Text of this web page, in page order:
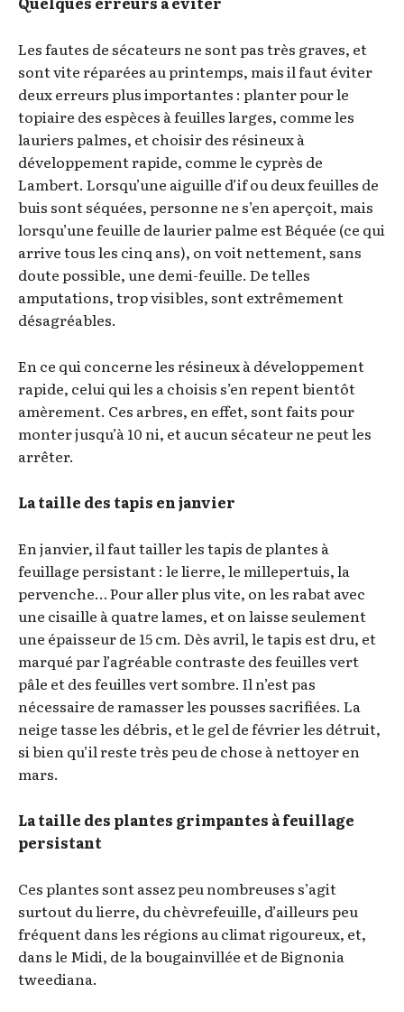
Les fautes de sécateurs ne sont pas très graves, et
sont vite réparées au printemps, mais il faut éviter
deux erreurs plus importantes : planter pour le
topiaire des espèces à feuilles larges, comme les
lauriers palmes, et choisir des résineux à
développement rapide, comme le cyprès de
Lambert. Lorsqu’une aiguille d’if ou deux feuilles de
buis sont séquées, personne ne s’en aperçoit, mais
lorsqu’une feuille de laurier palme est Béquée (ce qui
arrive tous les cinq ans), on voit nettement, sans
doute possible, une demi-feuille. De telles
amputations, trop visibles, sont extrêmement
désagréables.
En ce qui concerne les résineux à développement
rapide, celui qui les a choisis s’en repent bientôt
amèrement. Ces arbres, en effet, sont faits pour
monter jusqu’à 10 ni, et aucun sécateur ne peut les
arrêter.
La taille des tapis en janvier
En janvier, il faut tailler les tapis de plantes à
feuillage persistant : le lierre, le millepertuis, la
pervenche… Pour aller plus vite, on les rabat avec
une cisaille à quatre lames, et on laisse seulement
une épaisseur de 15 cm. Dès avril, le tapis est dru, et
marqué par l’agréable contraste des feuilles vert
pâle et des feuilles vert sombre. Il n’est pas
nécessaire de ramasser les pousses sacrifiées. La
neige tasse les débris, et le gel de février les détruit,
si bien qu’il reste très peu de chose à nettoyer en
mars.
La taille des plantes grimpantes à feuillage
persistant
Ces plantes sont assez peu nombreuses s’agit
surtout du lierre, du chèvrefeuille, d’ailleurs peu
fréquent dans les régions au climat rigoureux, et,
dans le Midi, de la bougainvillée et de Bignonia
tweediana.